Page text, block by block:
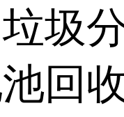
圾
回收